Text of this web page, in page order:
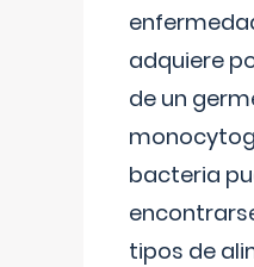
adquiere
de un
bacteria
tipos de